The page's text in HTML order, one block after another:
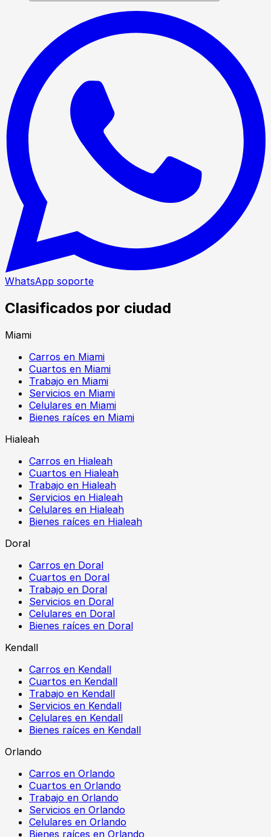
WhatsApp soporte
Clasificados por ciudad
Miami
Carros en Miami
Cuartos en Miami
Trabajo en Miami
Servicios en Miami
Celulares en Miami
Bienes raíces en Miami
Hialeah
Carros en Hialeah
Cuartos en Hialeah
Trabajo en Hialeah
Servicios en Hialeah
Celulares en Hialeah
Bienes raíces en Hialeah
Doral
Carros en Doral
Cuartos en Doral
Trabajo en Doral
Servicios en Doral
Celulares en Doral
Bienes raíces en Doral
Kendall
Carros en Kendall
Cuartos en Kendall
Trabajo en Kendall
Servicios en Kendall
Celulares en Kendall
Bienes raíces en Kendall
Orlando
Carros en Orlando
Cuartos en Orlando
Trabajo en Orlando
Servicios en Orlando
Celulares en Orlando
Bienes raíces en Orlando